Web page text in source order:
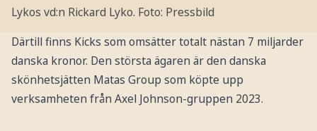
Lykos vd:n Rickard Lyko. Foto: Pressbild
Därtill finns Kicks som omsätter totalt nästan 7 miljarder
danska kronor. Den största ägaren är den danska
skönhetsjätten Matas Group som köpte upp
verksamheten från Axel Johnson-gruppen 2023.